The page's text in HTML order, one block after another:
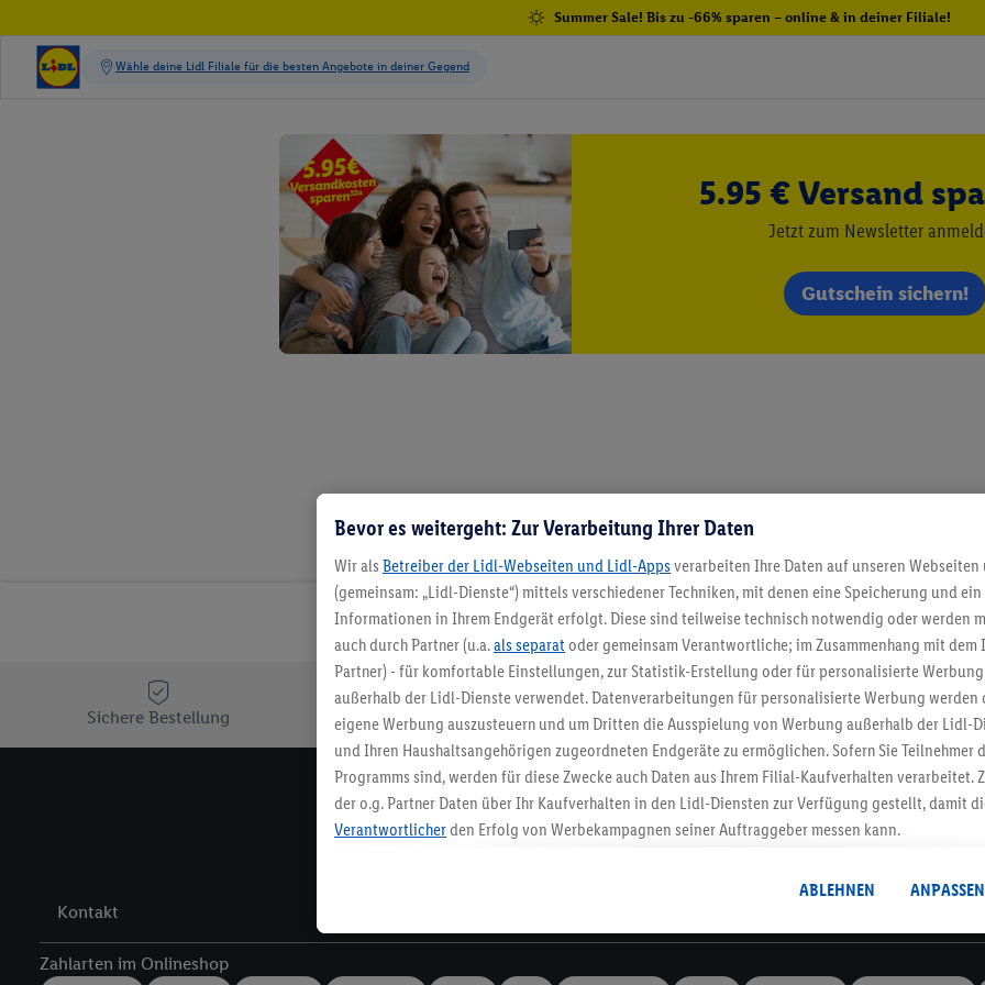
Summer Sale! Bis zu -66% sparen – online & in deiner Filiale!
5.95 € Versand
Jetzt zum Newsletter
Gutschein sichern!
Lidl-Newsletter
Sichere Bestellung Kostenlose Retoure Rückgabefrist von
Newsletter
Melde dich zum Lidl Newsletter an & sichere dir dein
Kontakt
Zahlarten im Onlineshop
Bevor es weitergeht: Zur Verarbeitung Ihrer Daten
Wir als Betreiber der Lidl-Webseiten und Lidl-Apps verarbeiten Ihre Daten auf unseren Webseiten
(gemeinsam: „Lidl-Dienste“) mittels verschiedener Techniken, mit denen eine Speicherung und
Informationen in Ihrem Endgerät erfolgt. Diese sind teilweise technisch notwendig oder werden
auch durch Partner (u.a.als separat oder gemeinsam Verantwortliche; im Zusammenhang mit dem
Partner) - für komfortable Einstellungen, zur Statistik-Erstellung oder für personalisierte
außerhalb der Lidl-Dienste verwendet. Datenverarbeitungen für personalisierte Werbung werden
eigene Werbung auszusteuern und um Dritten die Ausspielung von Werbung außerhalb der Lidl-
und Ihren Haushaltsangehörigen zugeordneten Endgeräte zu ermöglichen. Sofern Sie Teilnehmer
Programms sind, werden für diese Zwecke auch Daten aus Ihrem Filial-Kaufverhalten verarbeitet.
der o.g. Partner Daten über Ihr Kaufverhalten in den Lidl-Diensten zur Verfügung gestellt, damit
Verantwortlicherden Erfolg von Werbekampagnen seiner Auftraggeber messen kann.
angereicherten Profilen. Dies umfasst die Zusammenführung von Daten (z.B. über Ihre Nutzung
Kaufverhalten in den Lidl-Diensten, Informationen aus Ihrem Kundenkonto - z.B. Alter oder
genauen Standortdaten) auch über verschiedene Endgeräte und Lidl-Dienste hinweg
ABLEHNEN ANPASSEN